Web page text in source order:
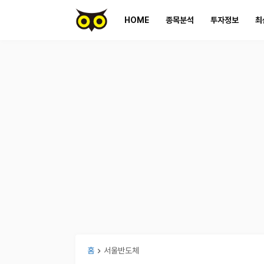
HOME 종목분석 투자정보 최
홈 서울반도체